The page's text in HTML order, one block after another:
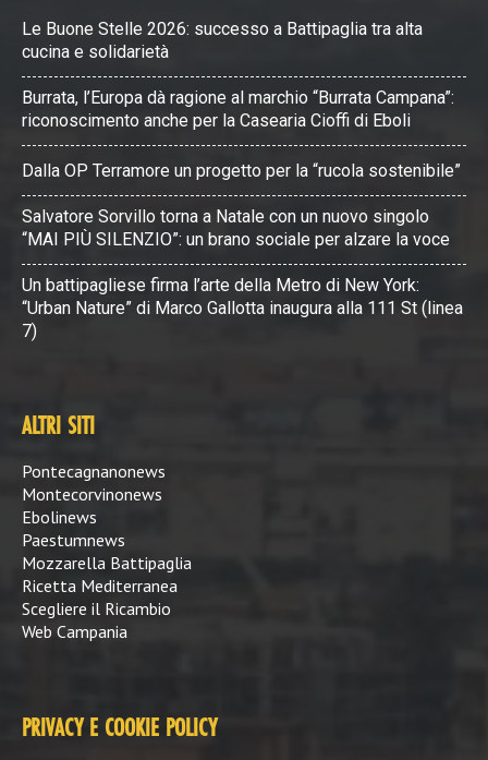
Le Buone Stelle 2026: successo a Battipaglia tra alta
cucina e solidarietà
Burrata, l’Europa dà ragione al marchio “Burrata Campana”:
riconoscimento anche per la Casearia Cioffi di Eboli
Dalla OP Terramore un progetto per la “rucola sostenibile”
Salvatore Sorvillo torna a Natale con un nuovo singolo
“MAI PIÙ SILENZIO”: un brano sociale per alzare la voce
Un battipagliese firma l’arte della Metro di New York:
“Urban Nature” di Marco Gallotta inaugura alla 111 St (linea
7)
ALTRI SITI
Pontecagnanonews
Montecorvinonews
Ebolinews
Paestumnews
Mozzarella Battipaglia
Ricetta Mediterranea
Scegliere il Ricambio
Web Campania
PRIVACY E COOKIE POLICY